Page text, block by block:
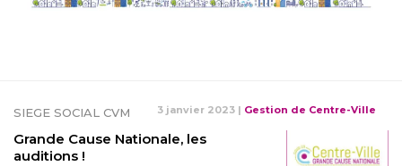
SIEGE SOCIAL CVM 3 janvier 2023 | Gestion de Centre-Ville
Grande Cause Nationale, les
auditions !